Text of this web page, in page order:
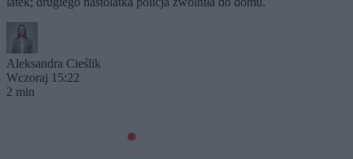
Aleksandra Cieślik
Wczoraj 15:22
2 min